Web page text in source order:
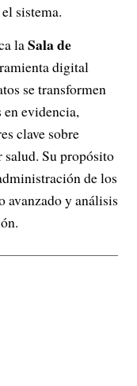
sistema.
laSala de
digital
se transformen
en evidencia,
clave sobre
salud. Su propósito
de los
avanzado y análisis